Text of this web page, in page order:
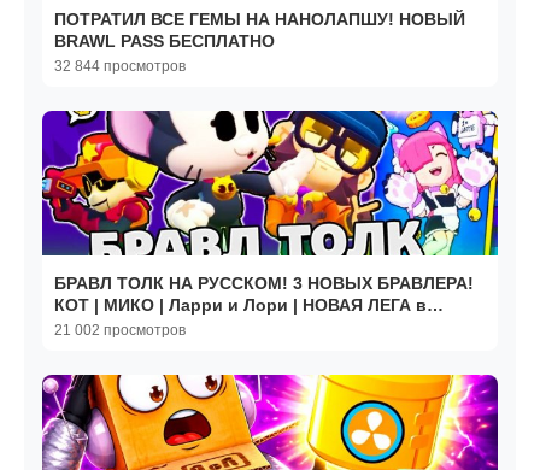
ПОТРАТИЛ ВСЕ ГЕМЫ НА НАНОЛАПШУ! НОВЫЙ
BRAWL PASS БЕСПЛАТНО
32 844 просмотров
БРАВЛ ТОЛК НА РУССКОМ! 3 НОВЫХ БРАВЛЕРА!
КОТ | МИКО | Ларри и Лори | НОВАЯ ЛЕГА в
BRAWL STARS
21 002 просмотров